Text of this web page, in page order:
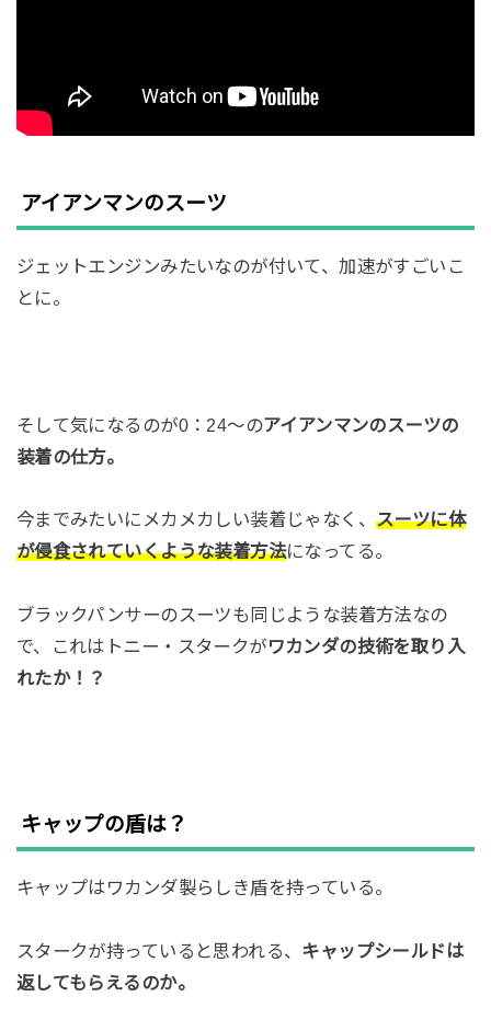
アイアンマンのスーツ
ジェットエンジンみたいなのが付いて、加速がすごいこ
とに。
そして気になるのが0：24〜のアイアンマンのスーツの
装着の仕方。
今までみたいにメカメカしい装着じゃなく、スーツに体
が侵食されていくような装着方法になってる。
ブラックパンサーのスーツも同じような装着方法なの
で、これはトニー・スタークがワカンダの技術を取り入
れたか！？
キャップの盾は？
キャップはワカンダ製らしき盾を持っている。
スタークが持っていると思われる、 キャップシールドは
返してもらえるのか。